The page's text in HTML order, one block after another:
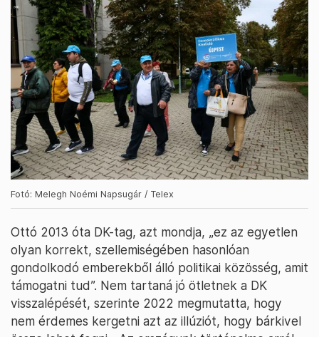
Fotó: Melegh Noémi Napsugár / Telex
Ottó 2013 óta DK-tag, azt mondja, „ez az egyetlen
olyan korrekt, szellemiségében hasonlóan
gondolkodó emberekből álló politikai közösség, amit
támogatni tud”. Nem tartaná jó ötletnek a DK
visszalépését, szerinte 2022 megmutatta, hogy
nem érdemes kergetni azt az illúziót, hogy bárkivel